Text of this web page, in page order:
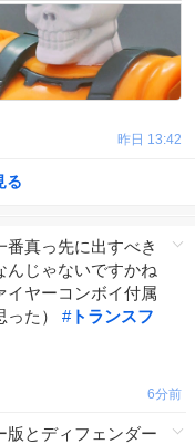
昨日 13:42
る
真っ先に出すべき
んじゃないですかね
イヤーコンボイ付属
た） #トランスフ
7分前
とディフェンダー